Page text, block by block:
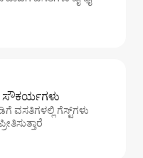
ಸೌಕರ್ಯಗಳು
ವಸತಿಗಳಲ್ಲಿ ಗೆಸ್ಟ್‌ಗಳು